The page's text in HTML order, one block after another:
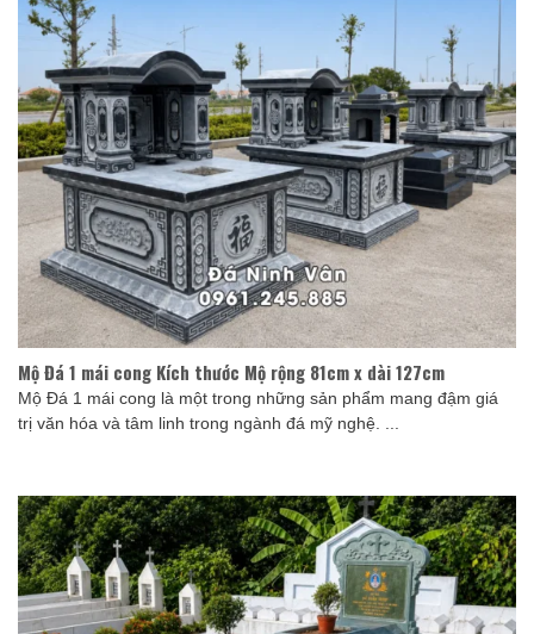
Mộ Đá 1 mái cong Kích thước Mộ rộng 81cm x dài 127cm
Mộ Đá 1 mái cong là một trong những sản phẩm mang đậm giá
trị văn hóa và tâm linh trong ngành đá mỹ nghệ. ...